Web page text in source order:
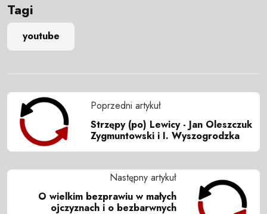
Tagi
youtube
Poprzedni artykuł
Strzępy (po) Lewicy - Jan Oleszczuk
Zygmuntowski i I. Wyszogrodzka
Następny artykuł
O wielkim bezprawiu w małych
ojczyznach i o bezbarwnych